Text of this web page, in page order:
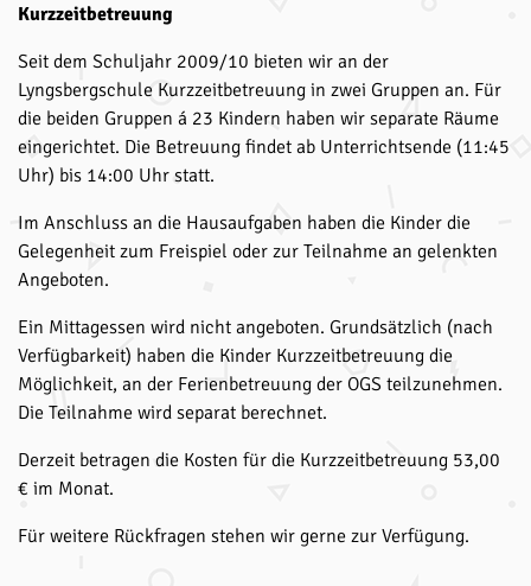
Kurzzeitbetreuung
Seit dem Schuljahr 2009/10 bieten wir an der
Lyngsbergschule Kurzzeitbetreuung in zwei Gruppen an. Für
die beiden Gruppen á 23 Kindern haben wir separate Räume
eingerichtet. Die Betreuung findet ab Unterrichtsende (11:45
Uhr) bis 14:00 Uhr statt.
Im Anschluss an die Hausaufgaben haben die Kinder die
Gelegenheit zum Freispiel oder zur Teilnahme an gelenkten
Angeboten.
Ein Mittagessen wird nicht angeboten. Grundsätzlich (nach
Verfügbarkeit) haben die Kinder Kurzzeitbetreuung die
Möglichkeit, an der Ferienbetreuung der OGS teilzunehmen.
Die Teilnahme wird separat berechnet.
Derzeit betragen die Kosten für die Kurzzeitbetreuung 53,00
€ im Monat.
Für weitere Rückfragen stehen wir gerne zur Verfügung.